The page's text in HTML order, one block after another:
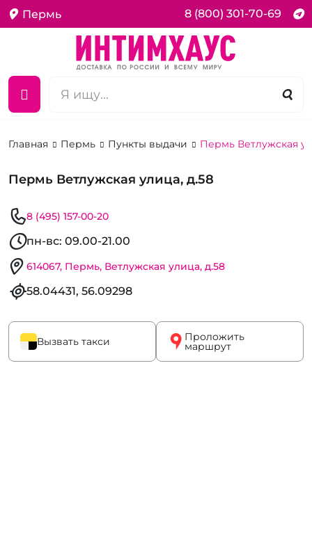
Пермь 8 (800) 301-70-69
Главная Пермь Пункты выдачи Пермь Ветлужская
Пермь Ветлужская улица, д.58
8 (495) 157-00-20
пн-вс: 09.00-21.00
614067, Пермь, Ветлужская улица, д.58
58.04431, 56.09298
Вызвать такси Проложить
маршрут